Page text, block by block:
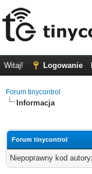
Witaj! Logowanie
Forum tinycontrol
Informacja
Forum tinycontrol
Niepoprawny kod